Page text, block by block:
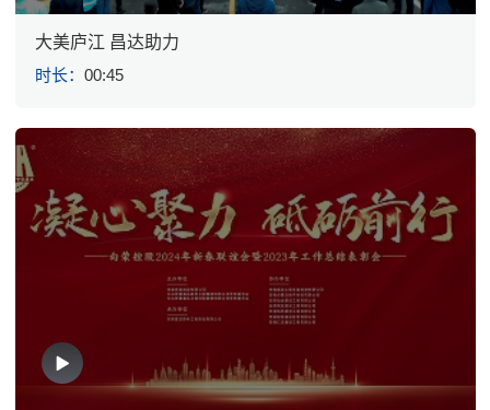
大美庐江 昌达助力
时长：00:45